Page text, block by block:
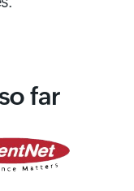
so far